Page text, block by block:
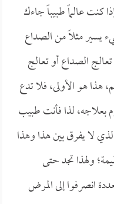
كنت عالماً طبيباً جاءك
يسير مثلاً من الصداع
الصداع أو تعالج
هذا هو الأولى، فلا تدع
بعلاجه، لذا فأنت طبيب
لا يفرق بين هذا وهذا
ولهذا تجد حتى
انصرفوا إلى المرض